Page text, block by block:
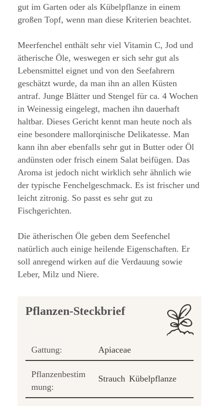
gut im Garten oder als Kübelpflanze in einem
großen Topf, wenn man diese Kriterien beachtet.
Meerfenchel enthält sehr viel Vitamin C, Jod und
ätherische Öle, weswegen er sich sehr gut als
Lebensmittel eignet und von den Seefahrern
geschätzt wurde, da man ihn an allen Küsten
antraf. Junge Blätter und Stengel für ca. 4 Wochen
in Weinessig eingelegt, machen ihn dauerhaft
haltbar. Dieses Gericht kennt man heute noch als
eine besondere mallorqinische Delikatesse. Man
kann ihn aber ebenfalls sehr gut in Butter oder Öl
andünsten oder frisch einem Salat beifügen. Das
Aroma ist jedoch nicht wirklich sehr ähnlich wie
der typische Fenchelgeschmack. Es ist frischer und
leicht zitronig. So passt es sehr gut zu
Fischgerichten.
Die ätherischen Öle geben dem Seefenchel
natürlich auch einige heilende Eigenschaften. Er
soll anregend wirken auf die Verdauung sowie
Leber, Milz und Niere.
Pflanzen-Steckbrief
Gattung: Apiaceae
Pflanzenbestim
mung:
Strauch Kübelpflanze